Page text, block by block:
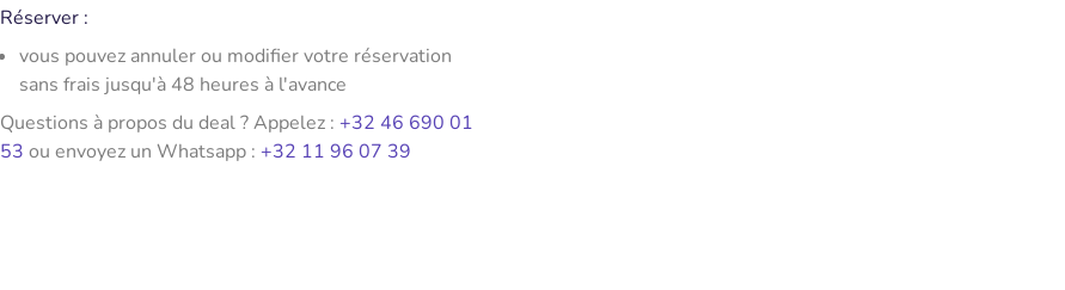
Réserver :
vous pouvez annuler ou modifier votre réservation
sans frais jusqu'à 48 heures à l'avance
Questions à propos du deal ? Appelez : +32 46 690 01
53 ou envoyez un Whatsapp : +32 11 96 07 39